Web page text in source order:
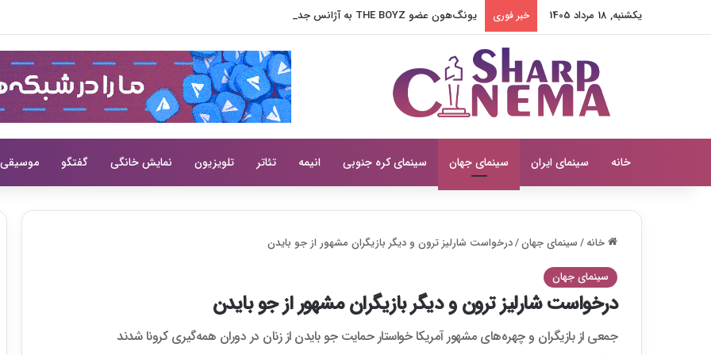
یکشنبه, 18 مرداد 1405 خبر فوری یونگ‌هون عضو THE BOYZ به آژانس جدید پیوست
خانه سینمای ایران سینمای جهان سینمای کره جنوبی انیمه تئاتر تلویزیون نمایش خانگی گفتگو موسیقی
خانه/سینمای جهان/درخواست شارلیز ترون و دیگر بازیگران مشهور از جو بایدن
سینمای جهان
درخواست شارلیز ترون و دیگر بازیگران مشهور از جو بایدن
جمعی از بازیگران و چهره‌های مشهور آمریکا خواستار حمایت جو بایدن از زنان در دوران همه‌گیری کرونا شدند